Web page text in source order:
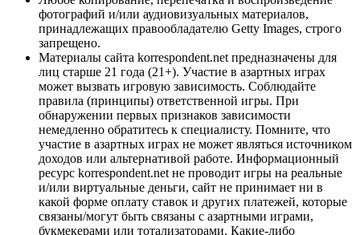
фотографий и/или аудиовизуальных материалов,
принадлежащих правообладателю Getty Images, строго
запрещено.
Материалы сайта korrespondent.net предназначены для
лиц старше 21 года (21+). Участие в азартных играх
может вызвать игровую зависимость. Соблюдайте
правила (принципы) ответственной игры. При
обнаружении первых признаков зависимости
немедленно обратитесь к специалисту. Помните, что
участие в азартных играх не может являться источником
доходов или альтернативой работе. Информационный
ресурс korrespondent.net не проводит игры на реальные
и/или виртуальные деньги, сайт не принимает ни в
какой форме оплату ставок и других платежей, которые
связаны/могут быть связаны с азартными играми,
букмекерами или тотализаторами. Какие-либо